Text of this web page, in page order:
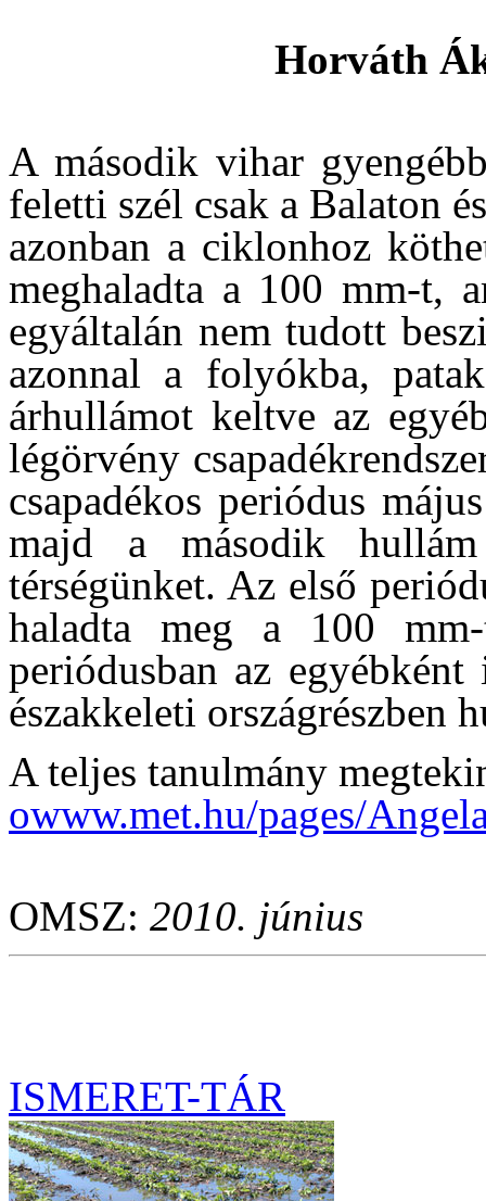
Horváth
A második vihar
feletti szél csak a Balaton
azonban a ciklonhoz
meghaladta a 100 mm-t,
egyáltalán nem tudott
azonnal a folyókba,
árhullámot keltve az
légörvény
csapadékos periódus
majd a második
térségünket. Az első
haladta meg a 100
periódusban az
északkeleti országrészben
A teljes tanulmány
owww.met.hu/pages/
OMSZ: 2010. június
ISMERET-TÁR